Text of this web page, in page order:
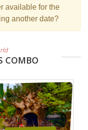
available for the
another date?
COMBO